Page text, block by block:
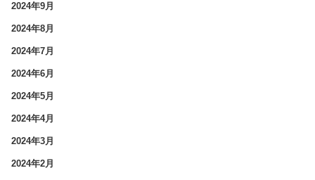
2024年9月
2024年8月
2024年7月
2024年6月
2024年5月
2024年4月
2024年3月
2024年2月